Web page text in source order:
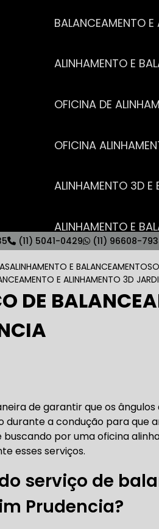
BALANCEAMENTO
ALINHAMENTO E
OFICINA DE
OFICINA
ALINHAMENTO 3D
ALINHAMENTO E
AUTO ELÉTRICA
AUTO ELÉTRICA
AUTO ELÉTRICA
(11) 5041-0429 (11) 96608-
ALINHAMENTO E BALANCEAMENTOS
E ALINHAMENTO 3D
DE
de garantir que os
durante a condução para que
buscando por uma oficina
esses serviços.
serviço de
Prudencia?